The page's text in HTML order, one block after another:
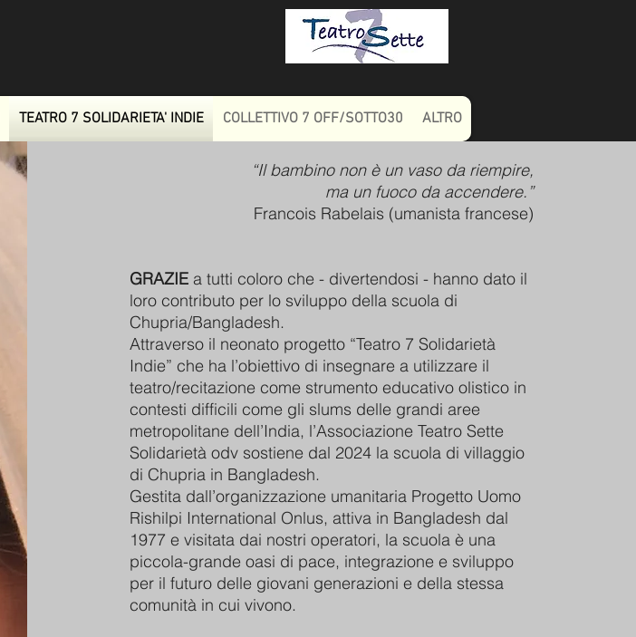
TEATRO 7 SOLIDARIETA' INDIE COLLETTIVO 7 OFF/SOTTO30 ALTRO
“Il bambino non è un vaso da riempire,
ma un fuoco da accendere.”
Francois Rabelais (umanista francese)
GRAZIE a tutti coloro che - divertendosi - hanno dato il
loro contributo per lo sviluppo della scuola di
Chupria/Bangladesh.
Attraverso il neonato progetto “Teatro 7 Solidarietà
Indie” che ha l’obiettivo di insegnare a utilizzare il
teatro/recitazione come strumento educativo olistico in
contesti difficili come gli slums delle grandi aree
metropolitane dell’India, l’Associazione Teatro Sette
Solidarietà odv sostiene dal 2024 la scuola di villaggio
di Chupria in Bangladesh.
Gestita dall’organizzazione umanitaria Progetto Uomo
Rishilpi International Onlus, attiva in Bangladesh dal
1977 e visitata dai nostri operatori, la scuola è una
piccola-grande oasi di pace, integrazione e sviluppo
per il futuro delle giovani generazioni e della stessa
comunità in cui vivono.